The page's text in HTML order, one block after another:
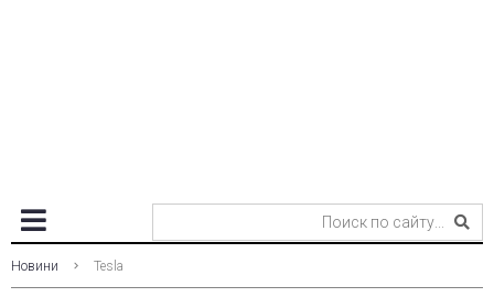
Новини Tesla